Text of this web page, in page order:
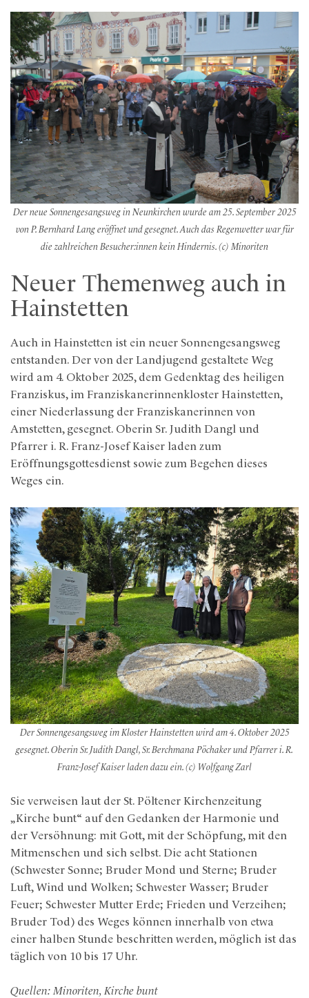
Der neue Sonnengesangsweg in Neunkirchen wurde am 25. September 2025
von P. Bernhard Lang eröffnet und gesegnet. Auch das Regenwetter war für
die zahlreichen Besucher:innen kein Hindernis. (c) Minoriten
Neuer Themenweg auch in
Hainstetten
Auch in Hainstetten ist ein neuer Sonnengesangsweg
entstanden. Der von der Landjugend gestaltete Weg
wird am 4. Oktober 2025, dem Gedenktag des heiligen
Franziskus, im Franziskanerinnenkloster Hainstetten,
einer Niederlassung der Franziskanerinnen von
Amstetten, gesegnet. Oberin Sr. Judith Dangl und
Pfarrer i. R. Franz-Josef Kaiser laden zum
Eröffnungsgottesdienst sowie zum Begehen dieses
Weges ein.
Der Sonnengesangsweg im Kloster Hainstetten wird am 4. Oktober 2025
gesegnet. Oberin Sr. Judith Dangl, Sr. Berchmana Pöchaker und Pfarrer i. R.
Franz-Josef Kaiser laden dazu ein. (c) Wolfgang Zarl
Sie verweisen laut der St. Pöltener Kirchenzeitung
„Kirche bunt“ auf den Gedanken der Harmonie und
der Versöhnung: mit Gott, mit der Schöpfung, mit den
Mitmenschen und sich selbst. Die acht Stationen
(Schwester Sonne; Bruder Mond und Sterne; Bruder
Luft, Wind und Wolken; Schwester Wasser; Bruder
Feuer; Schwester Mutter Erde; Frieden und Verzeihen;
Bruder Tod) des Weges können innerhalb von etwa
einer halben Stunde beschritten werden, möglich ist das
täglich von 10 bis 17 Uhr.
Quellen: Minoriten, Kirche bunt